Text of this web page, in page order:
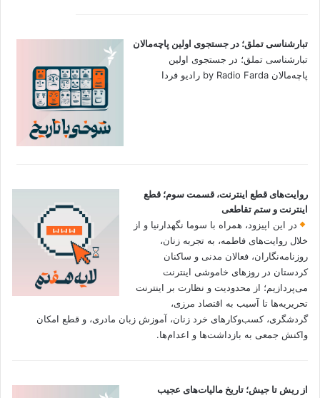
تبارشناسی تملق؛ در جستجوی اولین‌ پاچه‌مالان
تبارشناسی تملق؛ در جستجوی اولین‌
پاچه‌مالان by Radio Farda رادیو فردا
روایت‌های قطع اینترنت، قسمت سوم؛ قطع
اینترنت و ستم تقاطعی
در این اپیزود، همراه با سوما نگهدارنیا و از
خلال روایت‌های فاطمه، به تجربه زنان،
روزنامه‌نگاران، فعالان مدنی و ساکنان
کردستان در روزهای خاموشی اینترنت
می‌پردازیم؛ از محدودیت و نظارت بر اینترنت
تحریریه‌ها تا آسیب به اقتصاد مرزی،
گردشگری، کسب‌وکارهای خرد زنان، آموزش زبان مادری، و قطع امکان
واکنش جمعی به بازداشت‌ها و اعدام‌ها.
از ریش تا جیش؛ تاریخ مالیات‌های عجیب